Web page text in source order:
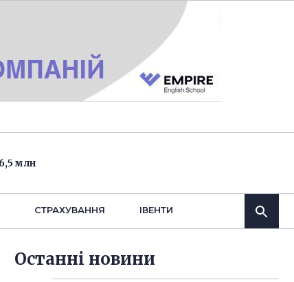
млн
СТРАХУВАННЯ IВЕНТИ
Останнi новини